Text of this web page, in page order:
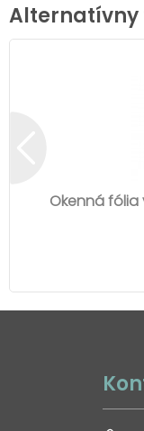
Alternatívny
Okenná